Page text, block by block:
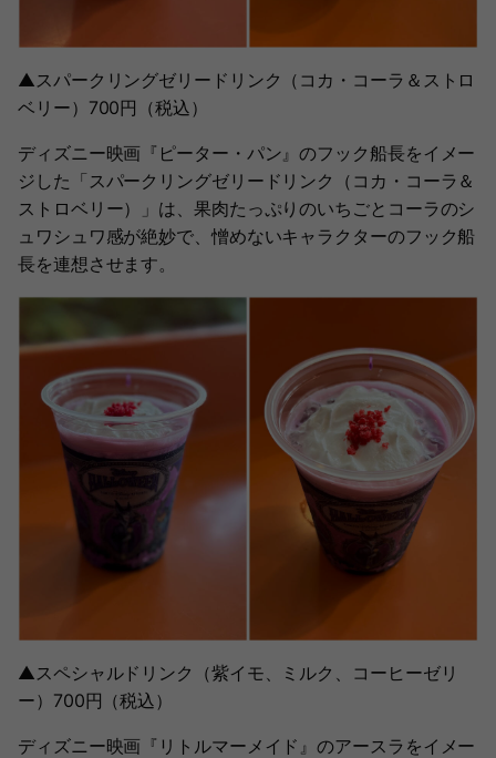
▲スパークリングゼリードリンク（コカ・コーラ＆ストロ
ベリー）700円（税込）
ディズニー映画『ピーター・パン』のフック船長をイメー
ジした「スパークリングゼリードリンク（コカ・コーラ＆
ストロベリー）」は、果肉たっぷりのいちごとコーラのシ
ュワシュワ感が絶妙で、憎めないキャラクターのフック船
長を連想させます。
▲スペシャルドリンク（紫イモ、ミルク、コーヒーゼリ
ー）700円（税込）
ディズニー映画『リトルマーメイド』のアースラをイメー